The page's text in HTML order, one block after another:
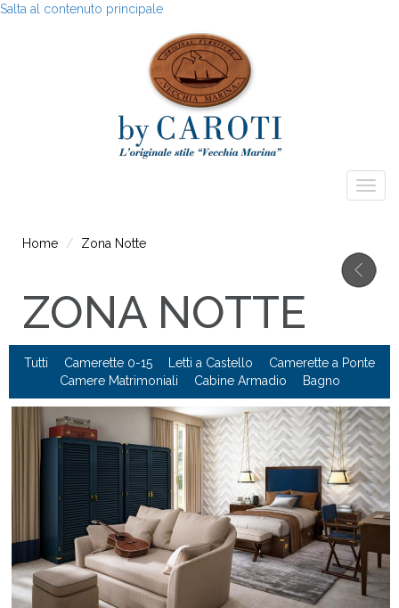
Salta al contenuto principale
Home Zona Notte
ZONA NOTTE
Tutti Camerette 0-15 Letti a Castello
Camerette a Ponte
Camere Matrimoniali
Cabine Armadio Bagno